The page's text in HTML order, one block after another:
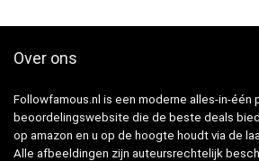
Over ons
Followfamous.nl is een moderne alles-in-één
beoordelingswebsite die de beste deals
op amazon en u op de hoogte houdt via de
Alle afbeeldingen zijn auteursrechtelijk